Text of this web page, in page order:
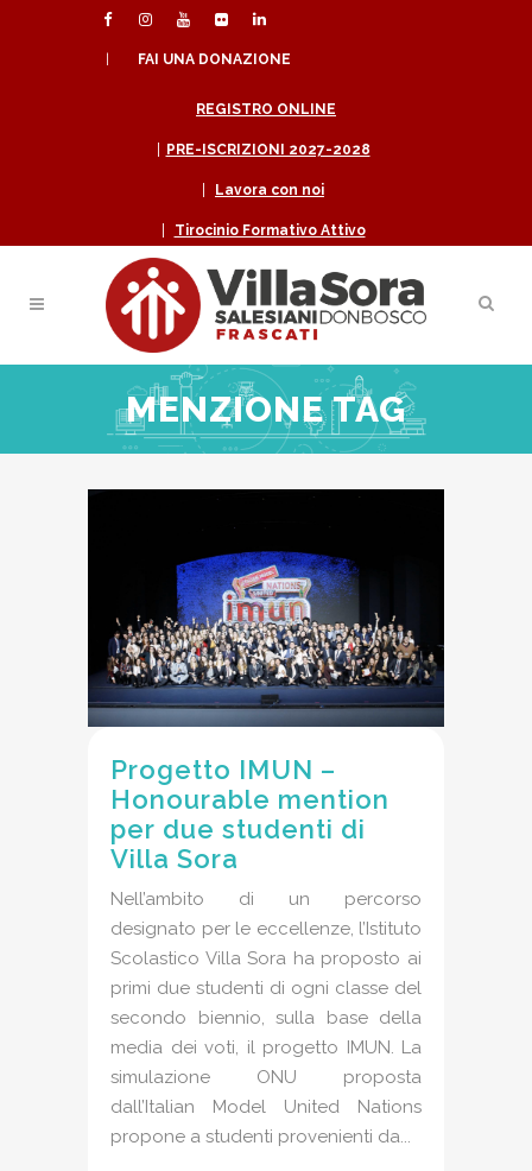
FAI UNA DONAZIONE
REGISTRO ONLINE
PRE-ISCRIZIONI 2027-2028
Lavora con noi
Tirocinio Formativo Attivo
MENZIONE TAG
Progetto IMUN –
Honourable mention
per due studenti di
Villa Sora
Nell’ambito di un percorso
designato per le eccellenze, l’Istituto
Scolastico Villa Sora ha proposto ai
primi due studenti di ogni classe del
secondo biennio, sulla base della
media dei voti, il progetto IMUN. La
simulazione ONU proposta
dall’Italian Model United Nations
propone a studenti provenienti da...